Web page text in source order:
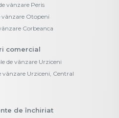
vânzare Peris
vânzare Otopeni
Corbeanca
comercial
de vânzare Urziceni
vânzare Urziceni, Central
de închiriat